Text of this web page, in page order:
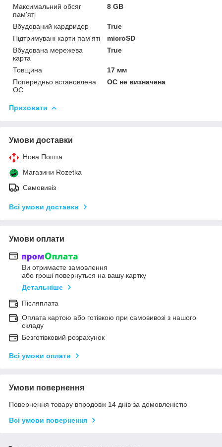
Максимальний обсяг
пам'яті
8 GB
Вбудований кардридер
True
Підтримувані карти пам'яті
microSD
Вбудована мережева
карта
True
Товщина
17 мм
Попередньо встановлена
ОС
ОС не визначена
Приховати
Умови доставки
Нова Пошта
Магазини Rozetka
Самовивіз
Всі умови доставки
Умови оплати
Ви отримаєте замовлення
або гроші повернуться на вашу картку
Детальніше
Післяплата
Оплата картою або готівкою при самовивозі з нашого
складу
Безготівковий розрахунок
Всі умови оплати
Умови повернення
Повернення товару впродовж 14 днів за домовленістю
Всі умови повернення